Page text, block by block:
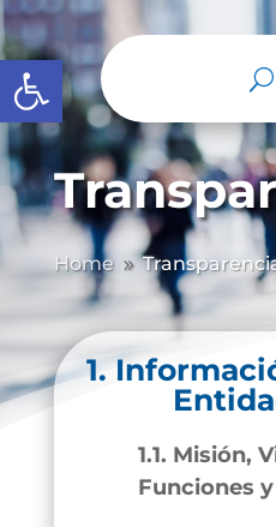
Abrir barra de herramientas
Home 9
1.
1.1. Misión,
Funciones